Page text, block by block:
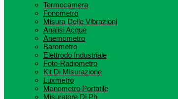
Termocamera
Fonometro
Misura Delle Vibrazioni
Analisi Acque
Anemometro
Barometro
Elettrodo Industriale
Foto-Radiometro
Kit Di Misurazione
Luxmetro
Manometro Portatile
Misuratore Di Ph